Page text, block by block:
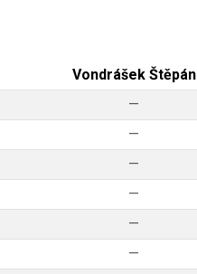
Vondrášek Štěpán
—
—
—
—
—
—